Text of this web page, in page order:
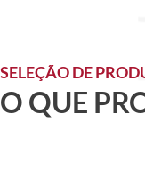
SELEÇÃO DE
O QUE